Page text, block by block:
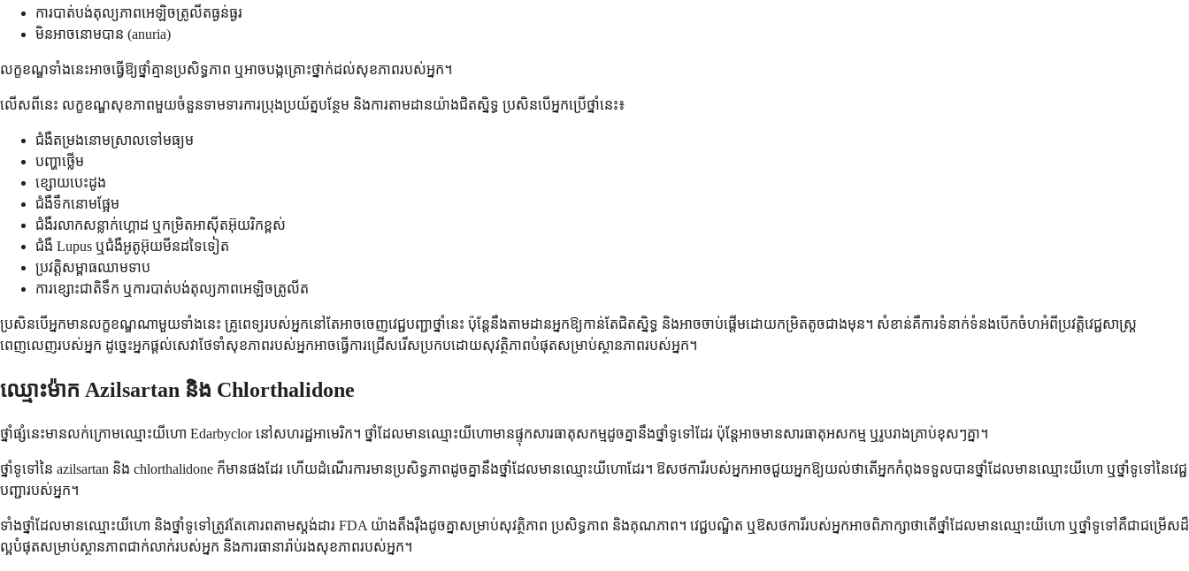
ការបាត់បង់តុល្យភាពអេឡិចត្រូលីតធ្ងន់ធ្ងរ
មិនអាចនោមបាន (anuria)
លក្ខខណ្ឌទាំងនេះអាចធ្វើឱ្យថ្នាំគ្មានប្រសិទ្ធភាព ឬអាចបង្កគ្រោះថ្នាក់ដល់សុខភាពរបស់អ្នក។
លើសពីនេះ លក្ខខណ្ឌសុខភាពមួយចំនួនទាមទារការប្រុងប្រយ័ត្នបន្ថែម និងការតាមដានយ៉ាងជិតស្និទ្ធ ប្រសិនបើអ្នកប្រើថ្នាំនេះ៖
ជំងឺតម្រងនោមស្រាលទៅមធ្យម
បញ្ហាថ្លើម
ខ្សោយបេះដូង
ជំងឺទឹកនោមផ្អែម
ជំងឺរលាកសន្លាក់ហ្គោដ ឬកម្រិតអាស៊ីតអ៊ុយរិកខ្ពស់
ជំងឺ Lupus ឬជំងឺអូតូអ៊ុយមីនដទៃទៀត
ប្រវត្តិសម្ពាធឈាមទាប
ការខ្សោះជាតិទឹក ឬការបាត់បង់តុល្យភាពអេឡិចត្រូលីត
ប្រសិនបើអ្នកមានលក្ខខណ្ឌណាមួយទាំងនេះ គ្រូពេទ្យរបស់អ្នកនៅតែអាចចេញវេជ្ជបញ្ជាថ្នាំនេះ ប៉ុន្តែនឹងតាមដានអ្នកឱ្យកាន់តែជិតស្និទ្ធ និងអាចចាប់ផ្តើមដោយកម្រិតតូចជាងមុន។ សំខាន់គឺការទំនាក់ទំនងបើកចំហអំពីប្រវត្តិវេជ្ជសាស្ត្រ
ពេញលេញរបស់អ្នក ដូច្នេះអ្នកផ្តល់សេវាថែទាំសុខភាពរបស់អ្នកអាចធ្វើការជ្រើសរើសប្រកបដោយសុវត្ថិភាពបំផុតសម្រាប់ស្ថានភាពរបស់អ្នក។
ឈ្មោះម៉ាក Azilsartan និង Chlorthalidone
ថ្នាំផ្សំនេះមានលក់ក្រោមឈ្មោះយីហោ Edarbyclor នៅសហរដ្ឋអាមេរិក។ ថ្នាំដែលមានឈ្មោះយីហោមានផ្ទុកសារធាតុសកម្មដូចគ្នានឹងថ្នាំទូទៅដែរ ប៉ុន្តែអាចមានសារធាតុអសកម្ម ឬរូបរាងគ្រាប់ខុសៗគ្នា។
ថ្នាំទូទៅនៃ azilsartan និង chlorthalidone ក៏មានផងដែរ ហើយដំណើរការមានប្រសិទ្ធភាពដូចគ្នានឹងថ្នាំដែលមានឈ្មោះយីហោដែរ។ ឱសថការីរបស់អ្នកអាចជួយអ្នកឱ្យយល់ថាតើអ្នកកំពុងទទួលបានថ្នាំដែលមានឈ្មោះយីហោ ឬថ្នាំទូទៅនៃវេជ្ជ
បញ្ជារបស់អ្នក។
ទាំងថ្នាំដែលមានឈ្មោះយីហោ និងថ្នាំទូទៅត្រូវតែគោរពតាមស្តង់ដារ FDA យ៉ាងតឹងរ៉ឹងដូចគ្នាសម្រាប់សុវត្ថិភាព ប្រសិទ្ធភាព និងគុណភាព។ វេជ្ជបណ្ឌិត ឬឱសថការីរបស់អ្នកអាចពិភាក្សាថាតើថ្នាំដែលមានឈ្មោះយីហោ ឬថ្នាំទូទៅគឺជាជម្រើសដ៏
ល្អបំផុតសម្រាប់ស្ថានភាពជាក់លាក់របស់អ្នក និងការធានារ៉ាប់រងសុខភាពរបស់អ្នក។